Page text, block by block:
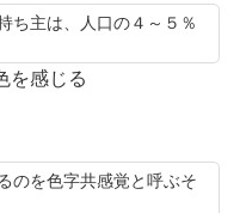
ち主は、人口の４～５％
を感じる
のを色字共感覚と呼ぶそ